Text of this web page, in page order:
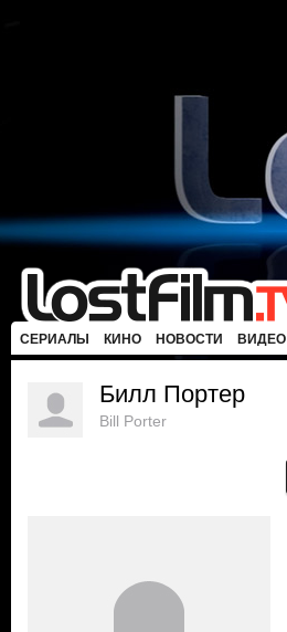
СЕРИАЛЫ КИНО НОВОСТИ ВИДЕО
Билл Портер
Bill Porter